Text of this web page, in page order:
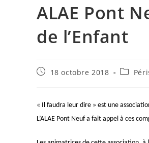
ALAE Pont
de l’Enfant
Publication
18 octobre 2018
Post
« Il faudra leur dire » est une
L’ALAE Pont Neuf a fait appel à ces